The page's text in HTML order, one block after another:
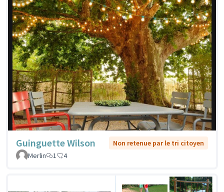
Guinguette Wilson
Non retenue par le tri citoyen
Merlin
1 4